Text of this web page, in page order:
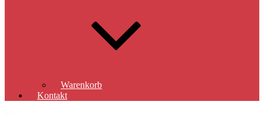
Warenkorb
Kontakt